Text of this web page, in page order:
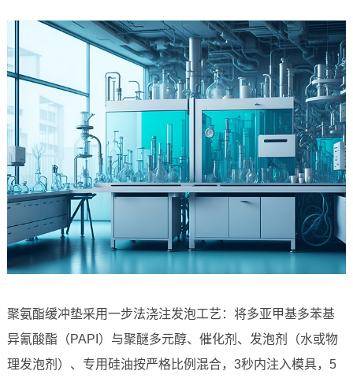
聚氨酯缓冲垫采用一步法浇注发泡工艺：将多亚甲基多苯基
异氰酸酯（PAPI）与聚醚多元醇、催化剂、发泡剂（水或物
理发泡剂）、专用硅油按严格比例混合，3秒内注入模具，5